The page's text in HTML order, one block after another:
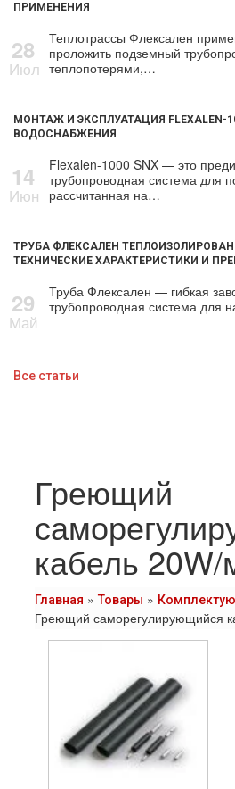
ПРИМЕНЕНИЯ
28
Июл
Теплотрассы Флексален
проложить подземный
теплопотерями,…
МОНТАЖ И ЭКСПЛУАТАЦИЯ FLEXALEN-
ВОДОСНАБЖЕНИЯ
14
Июн
Flexalen-1000 SNX — это
трубопроводная система для
рассчитанная на…
ТРУБА ФЛЕКСАЛЕН
ТЕХНИЧЕСКИЕ ХАРАКТЕРИСТИКИ И
29
Май
Труба Флексален — гибкая
трубопроводная система для
Все статьи
Греющий
кабель 20W/
Главная »Товары »
Греющий саморегулирующийся